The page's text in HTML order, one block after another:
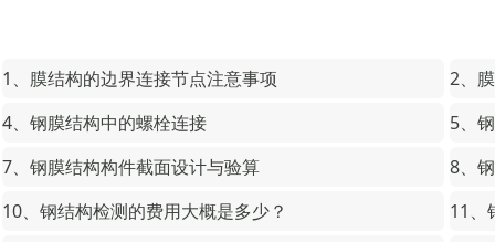
1、膜结构的边界连接节点注意事项
2、
4、钢膜结构中的螺栓连接
5、
7、钢膜结构构件截面设计与验算
8、
10、钢结构检测的费用大概是多少？
11、